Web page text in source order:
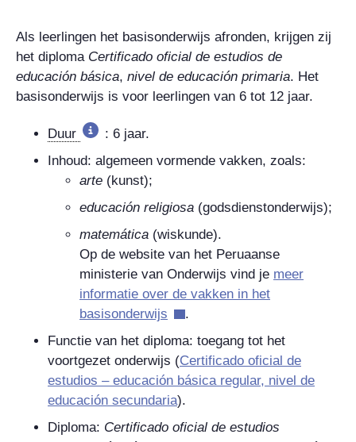
Als leerlingen het basisonderwijs afronden, krijgen zij
het diploma Certificado oficial de estudios de
educación básica, nivel de educación primaria. Het
basisonderwijs is voor leerlingen van 6 tot 12 jaar.
Duur
: 6 jaar.
Inhoud: algemeen vormende vakken, zoals:
arte (kunst);
educación religiosa (godsdienstonderwijs);
matemática (wiskunde).
Op de website van het Peruaanse
ministerie van Onderwijs vind je meer
informatie over de vakken in het
basisonderwijs
.
Functie van het diploma: toegang tot het
voortgezet onderwijs (Certificado oficial de
estudios – educación básica regular, nivel de
educación secundaria).
Diploma: Certificado oficial de estudios